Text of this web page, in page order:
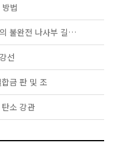
법
KS B 0245(2017 확인) - 수나사 부품의 불완전 나사부 길이 및 나사의 틈새
선
금 판 및 조
소 강관